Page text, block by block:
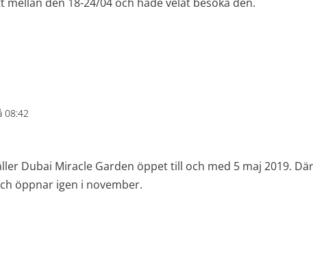
08:42
Dubai Miracle Garden öppet till och med 5 maj 2019.
öppnar igen i november.